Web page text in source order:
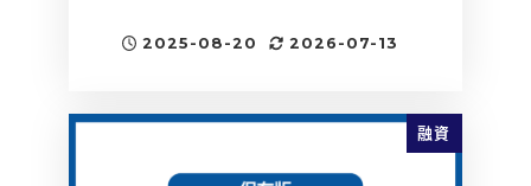
投稿日
2025-08-20
更新日
2026-07-13
融資